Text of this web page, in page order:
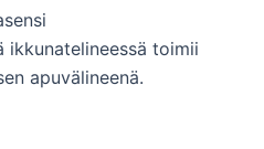
toimii
apuvälineenä.